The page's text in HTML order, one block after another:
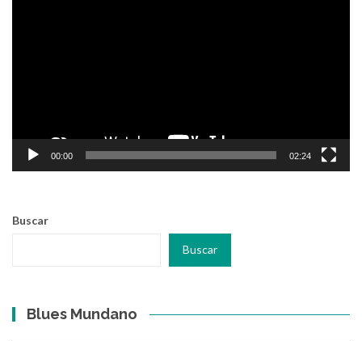
00:00 02:24
Buscar
Buscar
Blues Mundano